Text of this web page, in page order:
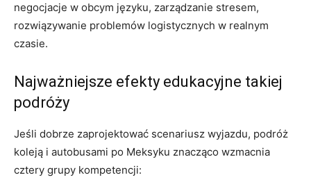
negocjacje w obcym języku, zarządzanie stresem,
rozwiązywanie problemów logistycznych w realnym
czasie.
Najważniejsze efekty edukacyjne takiej
podróży
Jeśli dobrze zaprojektować scenariusz wyjazdu, podróż
koleją i autobusami po Meksyku znacząco wzmacnia
cztery grupy kompetencji: